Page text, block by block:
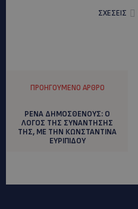
ΣΧΕΣΕΙΣ
ΠΡΟΗΓΟΎΜΕΝΟ ΆΡΘΡΟ
ΡΕΝΑ ΔΗΜΟΣΘΕΝΟΥΣ: Ο
ΛΟΓΟΣ ΤΗΣ ΣΥΝΑΝΤΗΣΗΣ
ΤΗΣ, ΜΕ ΤΗΝ ΚΩΝΣΤΑΝΤΙΝΑ
ΕΥΡΙΠΙΔΟΥ